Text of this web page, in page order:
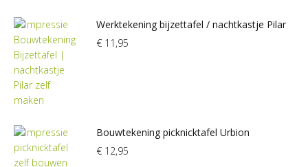
Werktekening bijzettafel / nachtkastje Pilar
€ 11,95
Bouwtekening picknicktafel Urbion
€ 12,95